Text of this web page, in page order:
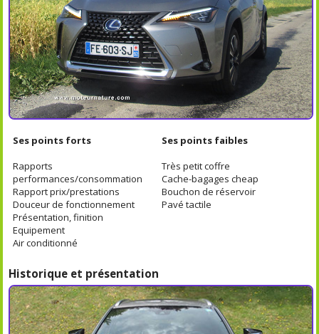
Ses points forts
Rapports
performances/consommation
Rapport prix/prestations
Douceur de fonctionnement
Présentation, finition
Equipement
Air conditionné
Ses points faibles
Très petit coffre
Cache-bagages cheap
Bouchon de réservoir
Pavé tactile
Historique et présentation